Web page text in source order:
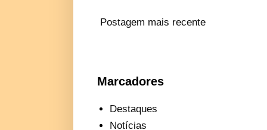
Postagem mais recente
Marcadores
Destaques
Notícias